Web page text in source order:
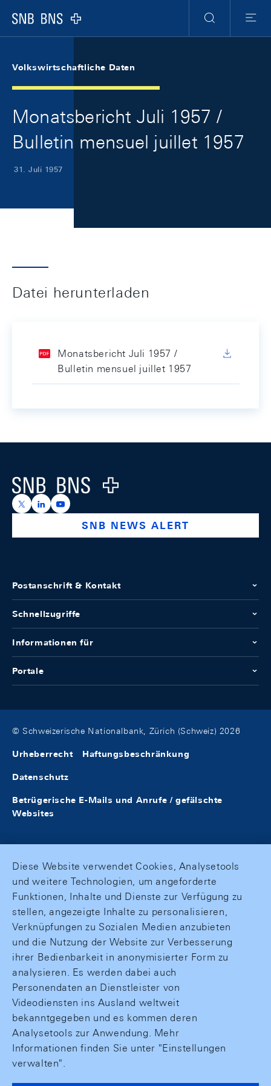
Logo
Suche
Menu
Volkswirtschaftliche Daten
Monatsbericht Juli 1957 /
Bulletin mensuel juillet 1957
31. Juli 1957
Datei herunterladen
Monatsbericht Juli 1957 /
Bulletin mensuel juillet 1957
Logo
https://x.com/snb_bns
https://ch.linkedin.com/company/swiss-national-
https://www.youtube.com/@swissnationalbank
SNB NEWS ALERT
Postanschrift & Kontakt
Schnellzugriffe
Informationen für
Portale
© Schweizerische Nationalbank, Zürich (Schweiz) 2026
Urheberrecht Haftungsbeschränkung
Datenschutz
Betrügerische E-Mails und Anrufe / gefälschte
Websites
Diese Website verwendet Cookies, Analysetools
und weitere Technologien, um angeforderte
Funktionen, Inhalte und Dienste zur Verfügung zu
stellen, angezeigte Inhalte zu personalisieren,
Verknüpfungen zu Sozialen Medien anzubieten
und die Nutzung der Website zur Verbesserung
ihrer Bedienbarkeit in anonymisierter Form zu
analysieren. Es werden dabei auch
Personendaten an Dienstleister von
Videodiensten ins Ausland weltweit
bekanntgegeben und es kommen deren
Analysetools zur Anwendung. Mehr
Informationen finden Sie unter "Einstellungen
verwalten".